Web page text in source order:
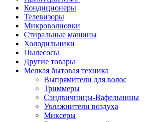
Кондиционеры
Телевизоры
Микроволновки
Стиральные машины
Холодильники
Пылесосы
Другие товары
Мелкая бытовая техника
Выпрямители для волос
Триммеры
Сэндвичницы-Вафельницы
Увлажнители воздуха
Миксеры